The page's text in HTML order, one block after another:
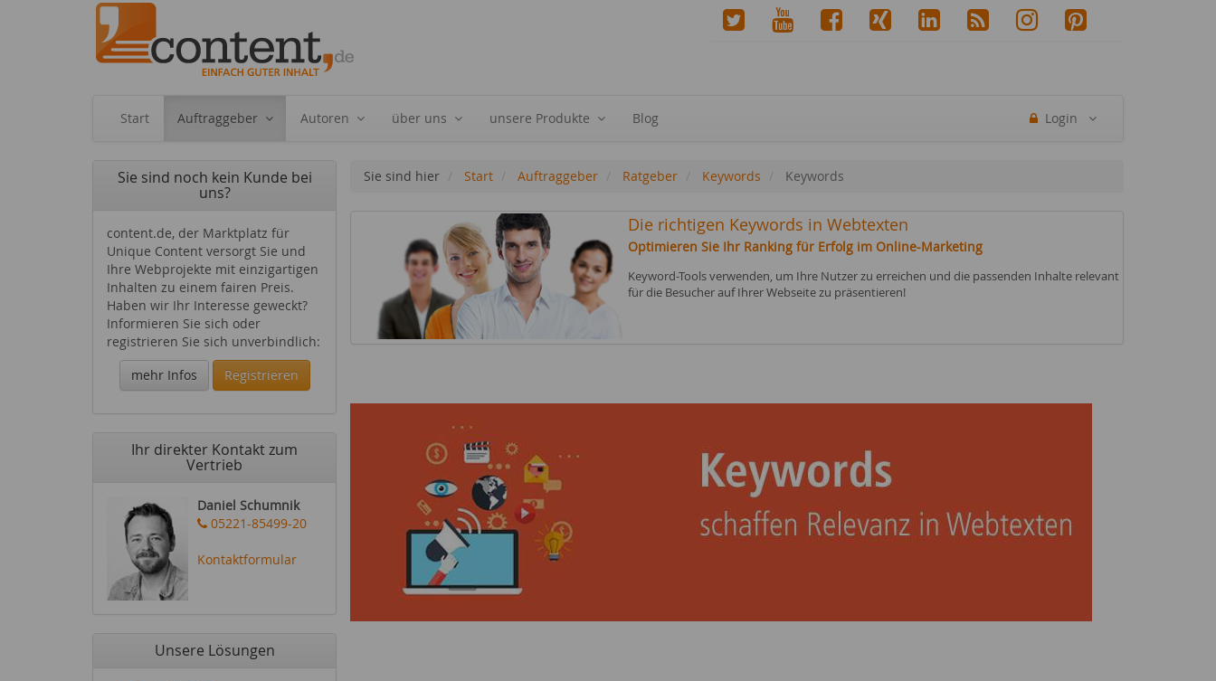
Start Auftraggeber Autoren über uns unsere Produkte Blog Login
Sie sind noch kein Kunde bei
uns?
content.de, der Marktplatz für
Unique Content versorgt Sie und
Ihre Webprojekte mit einzigartigen
Inhalten zu einem fairen Preis.
Haben wir Ihr Interesse geweckt?
Informieren Sie sich oder
registrieren Sie sich unverbindlich:
mehr Infos
Registrieren
Ihr direkter Kontakt zum
Vertrieb
Daniel Schumnik
05221-85499-20
Kontaktformular
Unsere Lösungen
Sie sind hier Start Auftraggeber Ratgeber Keywords Keywords
Die richtigen Keywords in Webtexten
Optimieren Sie Ihr Ranking für Erfolg im Online-Marketing
Keyword-Tools verwenden, um Ihre Nutzer zu erreichen und die passenden Inhalte relevant
für die Besucher auf Ihrer Webseite zu präsentieren!